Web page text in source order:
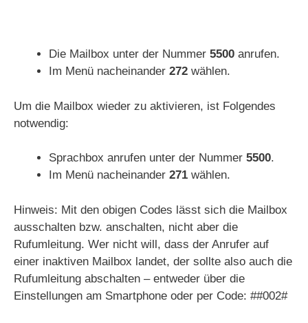
Die Mailbox unter der Nummer 5500 anrufen.
Im Menü nacheinander 272 wählen.
Um die Mailbox wieder zu aktivieren, ist Folgendes
notwendig:
Sprachbox anrufen unter der Nummer 5500.
Im Menü nacheinander 271 wählen.
Hinweis: Mit den obigen Codes lässt sich die Mailbox
ausschalten bzw. anschalten, nicht aber die
Rufumleitung. Wer nicht will, dass der Anrufer auf
einer inaktiven Mailbox landet, der sollte also auch die
Rufumleitung abschalten – entweder über die
Einstellungen am Smartphone oder per Code: ##002#